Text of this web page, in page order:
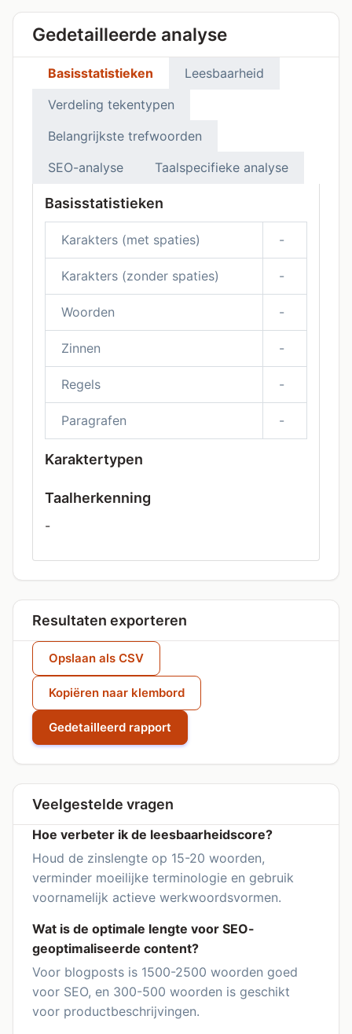
Gedetailleerde analyse
Basisstatistieken
Leesbaarheid
Verdeling tekentypen
Belangrijkste trefwoorden
SEO-analyse
Taalspecifieke analyse
Basisstatistieken
Karakters (met spaties) -
Karakters (zonder spaties) -
Woorden -
Zinnen -
Regels -
Paragrafen -
Karaktertypen
Taalherkenning
-
Resultaten exporteren
Opslaan als CSV
Kopiëren naar klembord
Gedetailleerd rapport
Veelgestelde vragen
Hoe verbeter ik de leesbaarheidscore?
Houd de zinslengte op 15-20 woorden,
verminder moeilijke terminologie en gebruik
voornamelijk actieve werkwoordsvormen.
Wat is de optimale lengte voor SEO-
geoptimaliseerde content?
Voor blogposts is 1500-2500 woorden goed
voor SEO, en 300-500 woorden is geschikt
voor productbeschrijvingen.